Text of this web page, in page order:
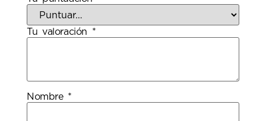
Tu valoración *
Nombre *